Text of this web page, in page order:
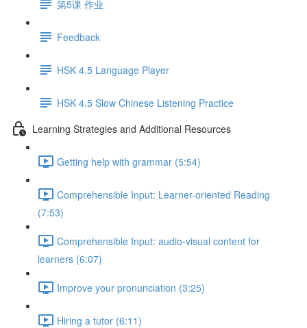
第5课 作业
Feedback
HSK 4.5 Language Player
HSK 4.5 Slow Chinese Listening Practice
Learning Strategies and Additional Resources
Getting help with grammar (5:54)
Comprehensible Input: Learner-oriented Reading
(7:53)
Comprehensible Input: audio-visual content for
learners (6:07)
Improve your pronunciation (3:25)
Hiring a tutor (6:11)